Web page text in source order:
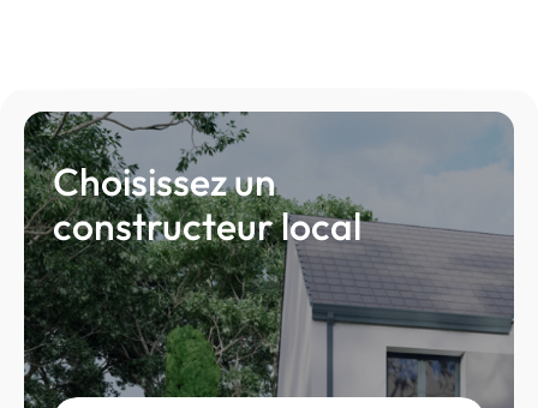
Choisissez un
constructeur local